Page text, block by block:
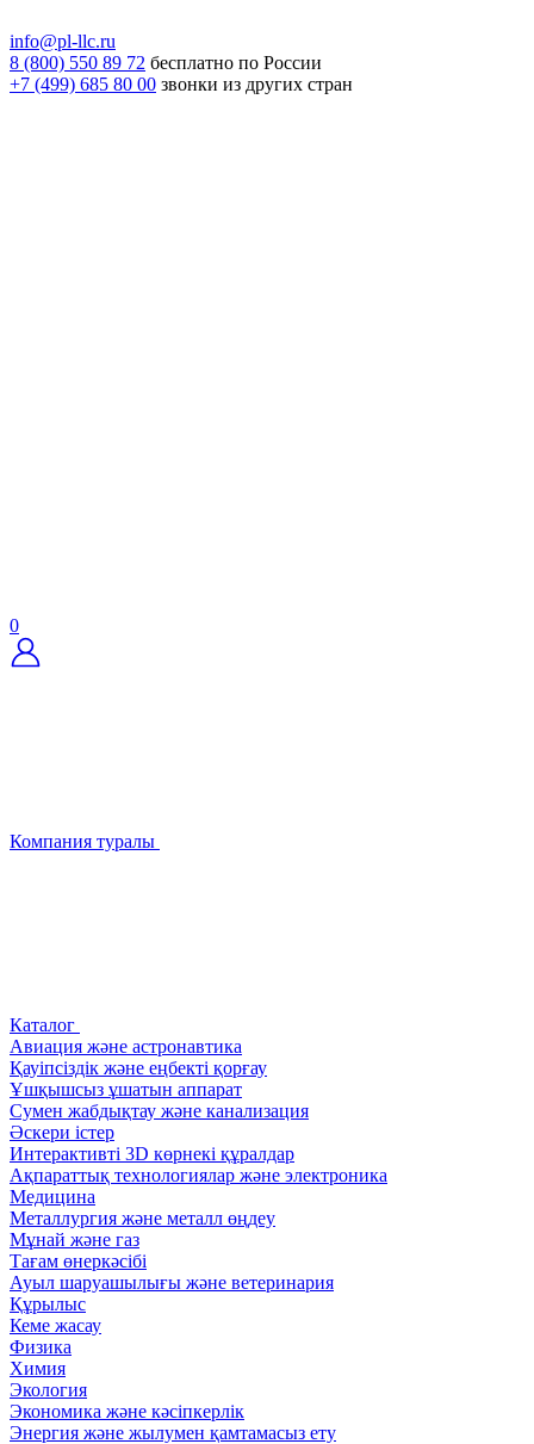
info@pl-llc.ru
8 (800) 550 89 72 бесплатно по России
+7 (499) 685 80 00 звонки из других стран
0
Компания туралы
Каталог
Авиация және астронавтика
Қауіпсіздік және еңбекті қорғау
Ұшқышсыз ұшатын аппарат
Сумен жабдықтау және канализация
Әскери істер
Интерактивті 3D көрнекі құралдар
Ақпараттық технологиялар және электроника
Медицина
Металлургия және металл өңдеу
Мұнай және газ
Тағам өнеркәсібі
Ауыл шаруашылығы және ветеринария
Құрылыс
Кеме жасау
Физика
Химия
Экология
Экономика және кәсіпкерлік
Энергия және жылумен қамтамасыз ету